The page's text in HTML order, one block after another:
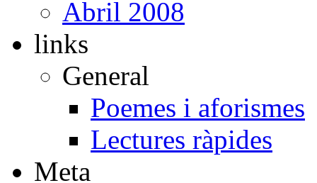
Abril 2008
links
General
Poemes i aforismes
Lectures ràpides
Meta